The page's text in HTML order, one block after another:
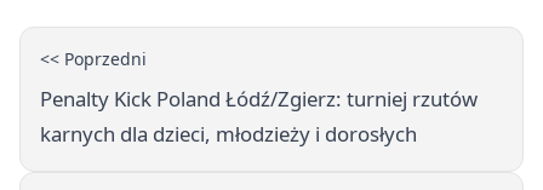
<< Poprzedni
Penalty Kick Poland Łódź/Zgierz: turniej rzutów
karnych dla dzieci, młodzieży i dorosłych